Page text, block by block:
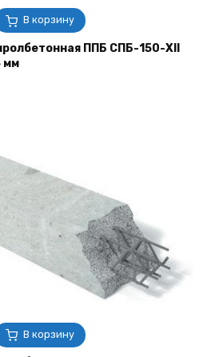
В корзину
ППБ СПБ-150-XII
мм
В корзину